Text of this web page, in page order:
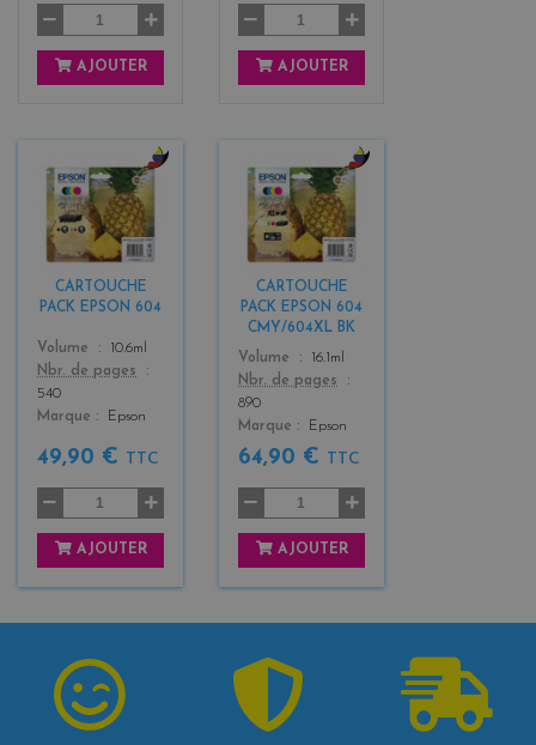
AJOUTER AJOUTER
CARTOUCHE
PACK EPSON 604
Color
b
l
a
c
k
+
Volume
10.6ml
Nbr. de pages
540
Marque
Epson
49,90 € TTC
AJOUTER
CARTOUCHE
PACK EPSON 604
CMY/604XL BK
Color
b
l
a
c
k
+
3
Volume
16.1ml
Nbr. de pages
890
Marque
Epson
64,90 € TTC
AJOUTER